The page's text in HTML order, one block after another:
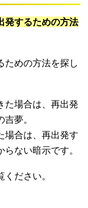
発するための方法
ための方法を探し
た場合は、再出発
夢。
場合は、再出発す
ない暗示です。
ください。